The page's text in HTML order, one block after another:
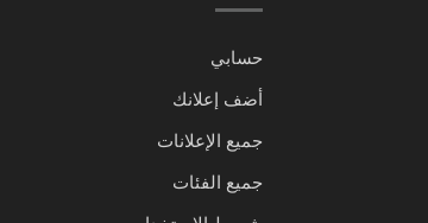
حسابي
أضف إعلانك
جميع الإعلانات
جميع الفئات